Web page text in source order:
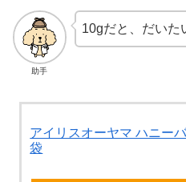
助手
10gだと、だいた
アイリスオーヤマ ハニー
袋